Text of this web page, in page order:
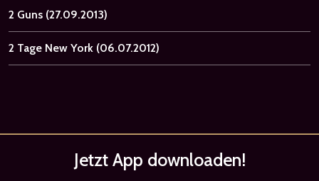
2 Guns (27.09.2013)
2 Tage New York (06.07.2012)
Jetzt App downloaden!